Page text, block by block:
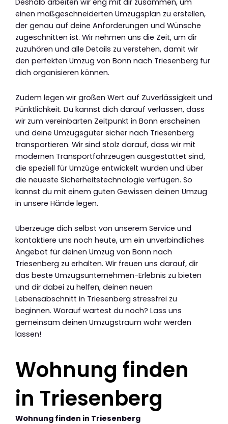
Deshalb arbeiten wir eng mit dir zusammen, um
einen maßgeschneiderten Umzugsplan zu erstellen,
der genau auf deine Anforderungen und Wünsche
zugeschnitten ist. Wir nehmen uns die Zeit, um dir
zuzuhören und alle Details zu verstehen, damit wir
den perfekten Umzug von Bonn nach Triesenberg für
dich organisieren können.
Zudem legen wir großen Wert auf Zuverlässigkeit und
Pünktlichkeit. Du kannst dich darauf verlassen, dass
wir zum vereinbarten Zeitpunkt in Bonn erscheinen
und deine Umzugsgüter sicher nach Triesenberg
transportieren. Wir sind stolz darauf, dass wir mit
modernen Transportfahrzeugen ausgestattet sind,
die speziell für Umzüge entwickelt wurden und über
die neueste Sicherheitstechnologie verfügen. So
kannst du mit einem guten Gewissen deinen Umzug
in unsere Hände legen.
Überzeuge dich selbst von unserem Service und
kontaktiere uns noch heute, um ein unverbindliches
Angebot für deinen Umzug von Bonn nach
Triesenberg zu erhalten. Wir freuen uns darauf, dir
das beste Umzugsunternehmen-Erlebnis zu bieten
und dir dabei zu helfen, deinen neuen
Lebensabschnitt in Triesenberg stressfrei zu
beginnen. Worauf wartest du noch? Lass uns
gemeinsam deinen Umzugstraum wahr werden
lassen!
Wohnung finden
in Triesenberg
Wohnung finden in Triesenberg